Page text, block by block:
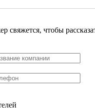
свяжется, чтобы